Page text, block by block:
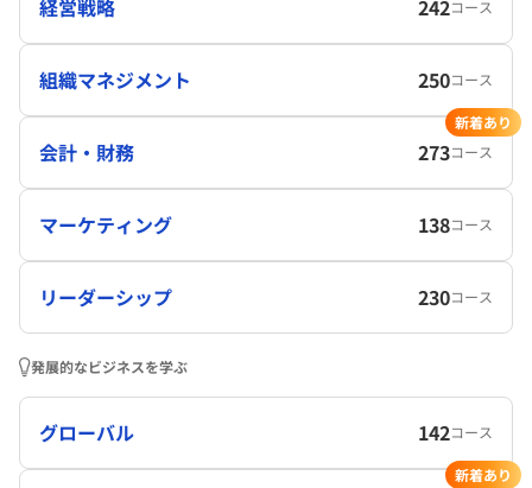
経営戦略 242コース
組織マネジメント 250コース
会計・財務 273コース
新着あり
マーケティング 138コース
リーダーシップ 230コース
発展的なビジネスを学ぶ
グローバル 142コース
新着あり